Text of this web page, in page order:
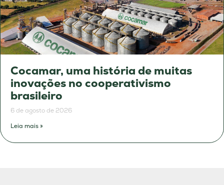
Cocamar, uma história de muitas
inovações no cooperativismo
brasileiro
6 de agosto de 2026
Leia mais »